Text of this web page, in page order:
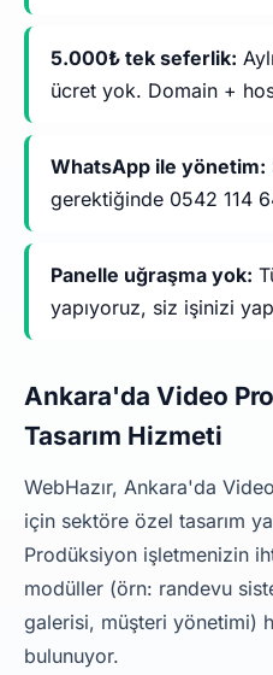
5.000₺ tek seferlik:
ücret yok. Domain +
WhatsApp ile yönetim:
gerektiğinde 0542 114
Panelle uğraşma yok:
yapıyoruz, siz işinizi
Ankara'da Video
Tasarım Hizmeti
WebHazır, Ankara'da
için sektöre özel tasarım
Prodüksiyon işletmenizin
modüller (örn: randevu
galerisi, müşteri yönetimi)
bulunuyor.